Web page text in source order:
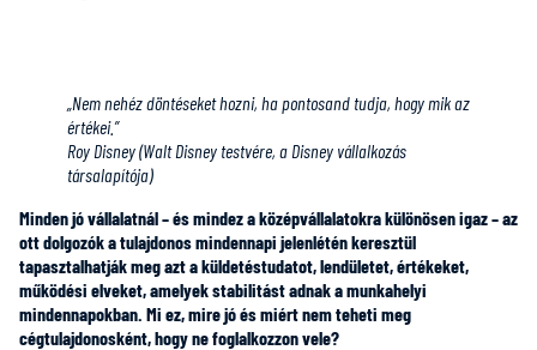
„Nem nehéz döntéseket hozni, ha pontosand tudja, hogy mik az
értékei.”
Roy Disney (Walt Disney testvére, a Disney vállalkozás
társalapítója)
Minden jó vállalatnál – és mindez a középvállalatokra különösen igaz – az
ott dolgozók a tulajdonos mindennapi jelenlétén keresztül
tapasztalhatják meg azt a küldetéstudatot, lendületet, értékeket,
működési elveket, amelyek stabilitást adnak a munkahelyi
mindennapokban. Mi ez, mire jó és miért nem teheti meg
cégtulajdonosként, hogy ne foglalkozzon vele?